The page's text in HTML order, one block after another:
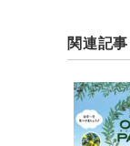
関連記事